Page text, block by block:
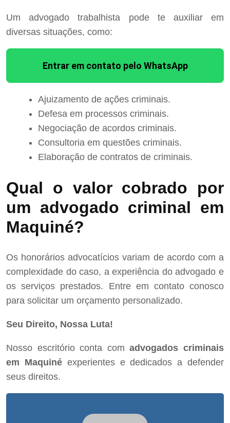
Um advogado trabalhista pode te auxiliar em
diversas situações, como:
Entrar em contato pelo WhatsApp
Ajuizamento de ações criminais.
Defesa em processos criminais.
Negociação de acordos criminais.
Consultoria em questões criminais.
Elaboração de contratos de criminais.
Qual o valor cobrado por
um advogado criminal em
Maquiné?
Os honorários advocatícios variam de acordo com a
complexidade do caso, a experiência do advogado e
os serviços prestados. Entre em contato conosco
para solicitar um orçamento personalizado.
Seu Direito, Nossa Luta!
Nosso escritório conta comadvogados criminais
em Maquinéexperientes e dedicados a defender
seus direitos.